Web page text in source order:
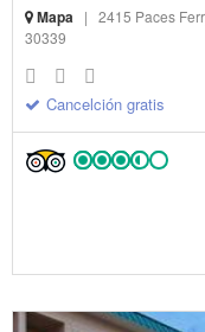
Mapa | 2415 Paces
30339
Cancelción gratis